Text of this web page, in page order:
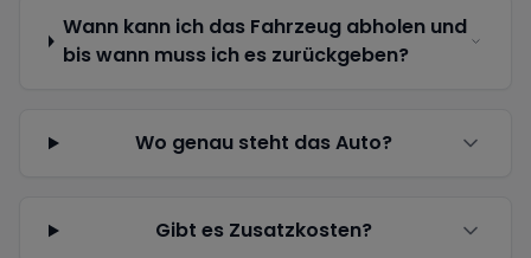
Wann kann ich das Fahrzeug abholen und
bis wann muss ich es zurückgeben?
Wo genau steht das Auto?
Gibt es Zusatzkosten?